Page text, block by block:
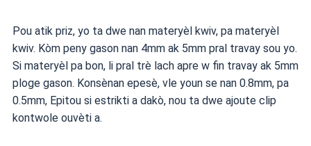
Pou atik priz, yo ta dwe nan materyèl kwiv, pa materyèl
kwiv. Kòm peny gason nan 4mm ak 5mm pral travay sou yo.
Si materyèl pa bon, li pral trè lach apre w fin travay ak 5mm
ploge gason. Konsènan epesè, vle youn se nan 0.8mm, pa
0.5mm, Epitou si estrikti a dakò, nou ta dwe ajoute clip
kontwole ouvèti a.